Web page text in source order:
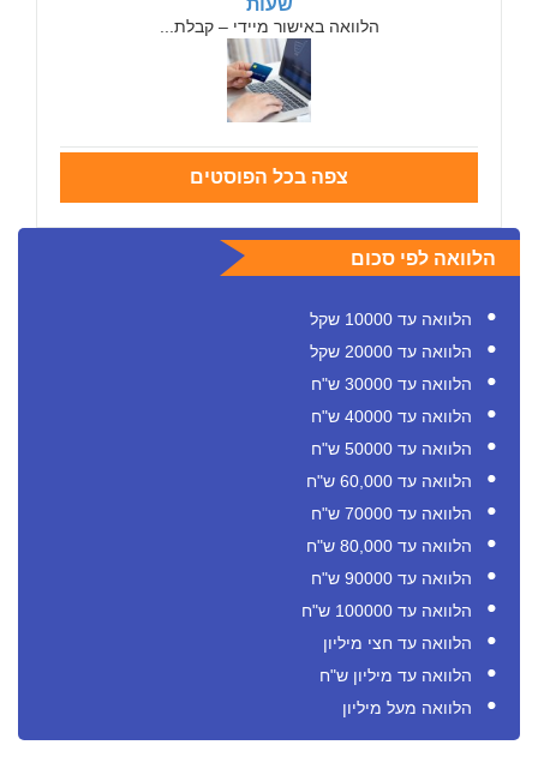
שעות
הלוואה באישור מיידי – קבלת...
צפה בכל הפוסטים
הלוואה לפי סכום
הלוואה עד 10000 שקל
הלוואה עד 20000 שקל
הלוואה עד 30000 ש"ח
הלוואה עד 40000 ש"ח
הלוואה עד 50000 ש"ח
הלוואה עד 60,000 ש"ח
הלוואה עד 70000 ש"ח
הלוואה עד 80,000 ש"ח
הלוואה עד 90000 ש"ח
הלוואה עד 100000 ש"ח
הלוואה עד חצי מיליון
הלוואה עד מיליון ש"ח
הלוואה מעל מיליון